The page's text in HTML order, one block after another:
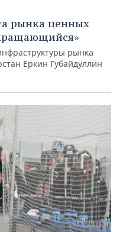
рынка ценных
рынка
Еркин Губайдуллин